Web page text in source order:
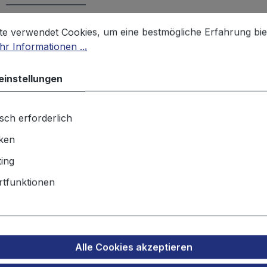
für Li-Ion Akku Fuji NP-40,
Cookies, um eine bestmögliche Erfahrung
verwendet Cookies, um eine bestmögliche Erfahrung
Informationen ...
erforderlich
Alle Cookies akzeptieren